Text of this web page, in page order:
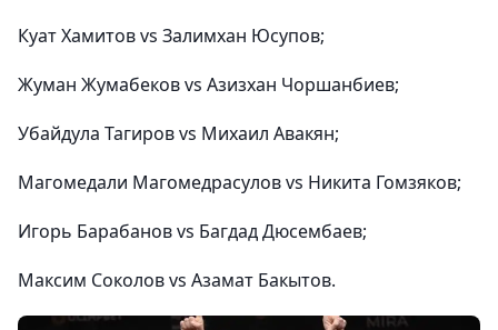
Куат Хамитов vs Залимхан Юсупов;
Жуман Жумабеков vs Азизхан Чоршанбиев;
Убайдула Тагиров vs Михаил Авакян;
Магомедали Магомедрасулов vs Никита Гомзяков;
Игорь Барабанов vs Багдад Дюсембаев;
Максим Соколов vs Азамат Бакытов.